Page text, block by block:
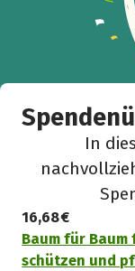
In
16,68 €
Baum für Baum
schützen und